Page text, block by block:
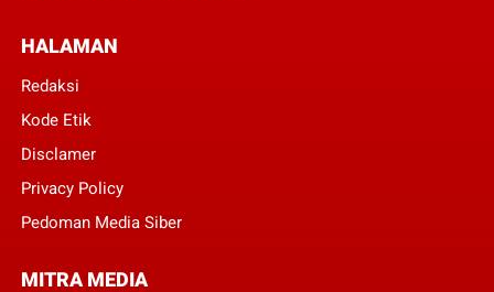
HALAMAN
Redaksi
Kode Etik
Disclamer
Privacy Policy
Pedoman Media Siber
MITRA MEDIA